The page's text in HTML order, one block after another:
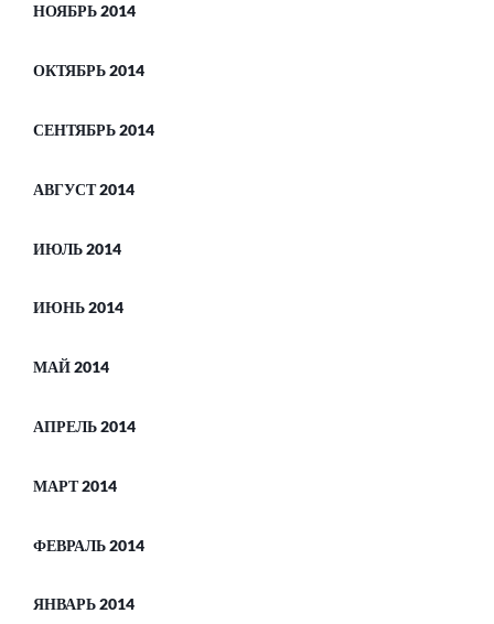
НОЯБРЬ 2014
ОКТЯБРЬ 2014
СЕНТЯБРЬ 2014
АВГУСТ 2014
ИЮЛЬ 2014
ИЮНЬ 2014
МАЙ 2014
АПРЕЛЬ 2014
МАРТ 2014
ФЕВРАЛЬ 2014
ЯНВАРЬ 2014